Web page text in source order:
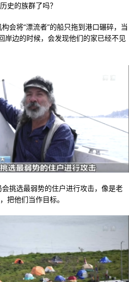
史的族群了吗？
会将“漂流者”的船只拖到港口碾碎，当
岸边的时候，会发现他们的家已经不见
挑选最弱势的住户进行攻击，像是老
把他们当作目标。